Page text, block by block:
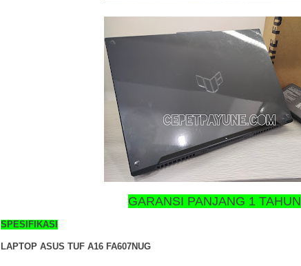
GARANSI PANJANG 1 TAHUN
SPESIFIKASI
LAPTOP ASUS TUF A16 FA607NUG